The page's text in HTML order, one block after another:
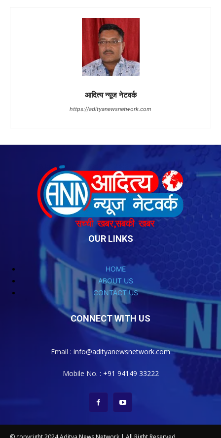
OUR LINKS
HOME
ABOUT US
CONTACT US
CONNECT WITH US
Email : info@adityanewsnetwork.com
Mobile No. : +91 94149 33222